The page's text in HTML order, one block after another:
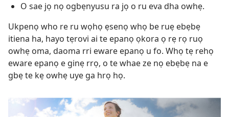
O sae jọ nọ ogbẹnyusu ra jọ o ru eva dha owhẹ.
Ukpenọ who re ru wọhọ ẹsenọ whọ be ruẹ ebẹbẹ
itiena ha, hayo tẹrovi ai te epanọ ọkora ọ rẹ rọ ruọ
owhẹ oma, daoma rri eware epanọ u fo. Whọ tẹ rehọ
eware epanọ e ginẹ rrọ, o te whae ze nọ ebẹbẹ na e
gbẹ te kẹ owhẹ uye ga hrọ họ.